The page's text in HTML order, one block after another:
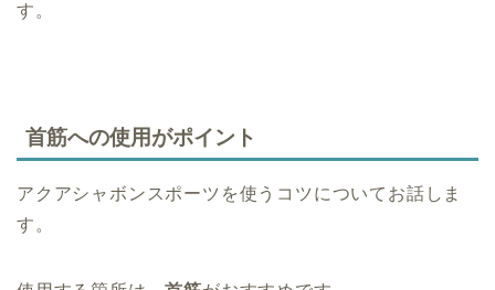
す。
首筋への使用がポイント
アクアシャボンスポーツを使うコツについてお話しま
す。